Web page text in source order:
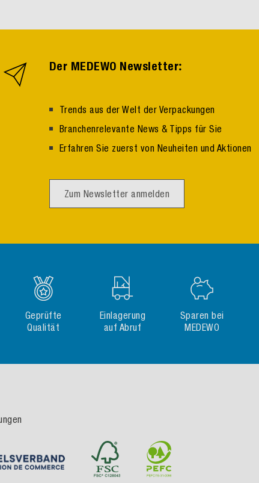
Der MEDEWO Newsletter:
Trends aus der Welt der Verpackungen
Branchenrelevante News & Tipps für Sie
Erfahren Sie zuerst von Neuheiten und Aktionen
Zum Newsletter anmelden
Geprüfte
Qualität
Einlagerung
auf Abruf
Sparen bei
MEDEWO